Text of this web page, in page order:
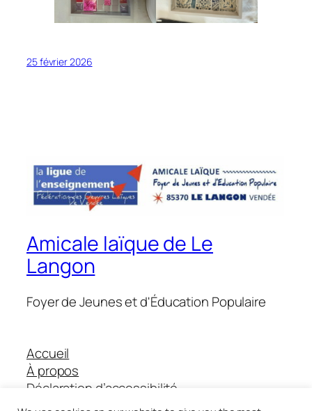
25 février 2026
Amicale laïque de Le
Langon
Foyer de Jeunes et d'Éducation Populaire
Accueil
À propos
Déclaration d’accessibilité
Boutique Helloasso